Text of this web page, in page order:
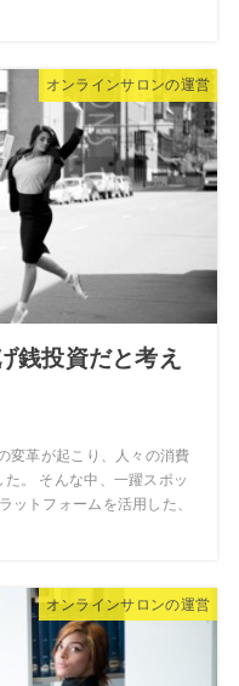
オンラインサロンの運営
銭投資だと考え
変革が起こり、人々の消費
。 そんな中、一躍スポッ
ットフォームを活用した、
オンラインサロンの運営